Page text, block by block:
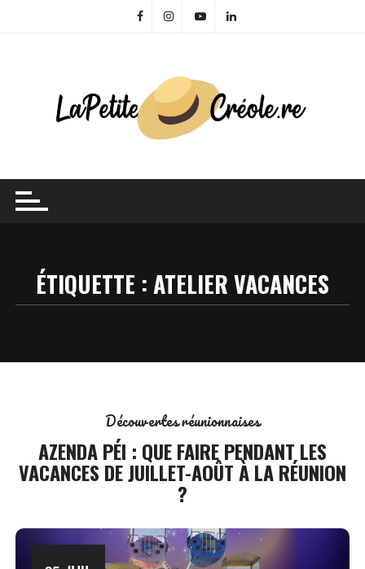
ÉTIQUETTE :ATELIER VACANCES
Découvertes réunionnaises
AZENDA PÉI : QUE FAIRE PENDANT LES
VACANCES DE JUILLET-AOÛT À LA RÉUNION
?